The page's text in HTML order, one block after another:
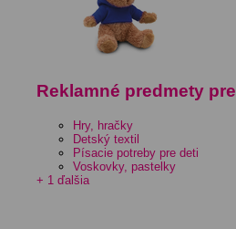
Reklamné predmety
Hry, hračky
Detský textil
Písacie potreby pre deti
Voskovky, pastelky
+ 1 ďalšia